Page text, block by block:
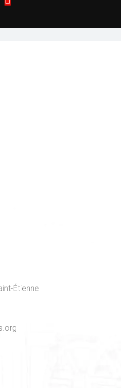
Étienne